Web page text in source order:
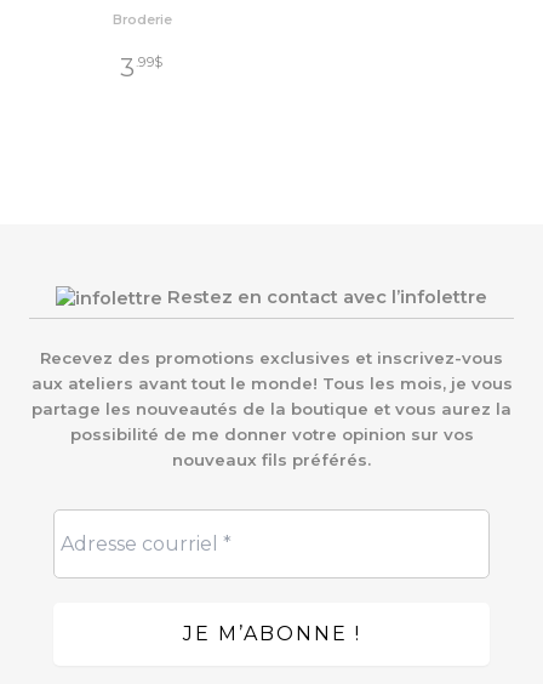
Broderie
3 .99$
Restez en contact avec l’infolettre
Recevez des promotions exclusives et inscrivez-vous
aux ateliers avant tout le monde! Tous les mois, je vous
partage les nouveautés de la boutique et vous aurez la
possibilité de me donner votre opinion sur vos
nouveaux fils préférés.